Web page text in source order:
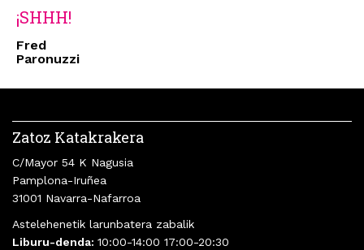
¡SHHH!
Fred
Paronuzzi
Zatoz Katakrakera
C/Mayor 54 K Nagusia
Pamplona-Iruñea
31001 Navarra-Nafarroa
Astelehenetik larunbatera zabalik
Liburu-denda: 10:00-14:00 17:00-20:30